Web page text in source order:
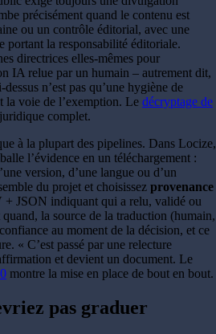
précisément quand le contenu est
ou un contrôle éditorial, avec une
portant la responsabilité éditoriale.
directrices elles-mêmes pour
IA relue par un humain – autrement dit,
n’est pas qu’une hygiène de
la voie de l’exemption. Le décryptage de
complet.
à la plupart des pipelines. Dans Locize,
l’évidence en un téléchargement :
version, d’une langue ou d’un
du projet et choisissez provenance
JSON indiquant qui a relu, validé ou
la source de la traduction (humain,
au moment de la décision, et ce
« C’est passé par une relecture
et devient un document. Le
montre la mise en place de bout en bout.
pas graduer